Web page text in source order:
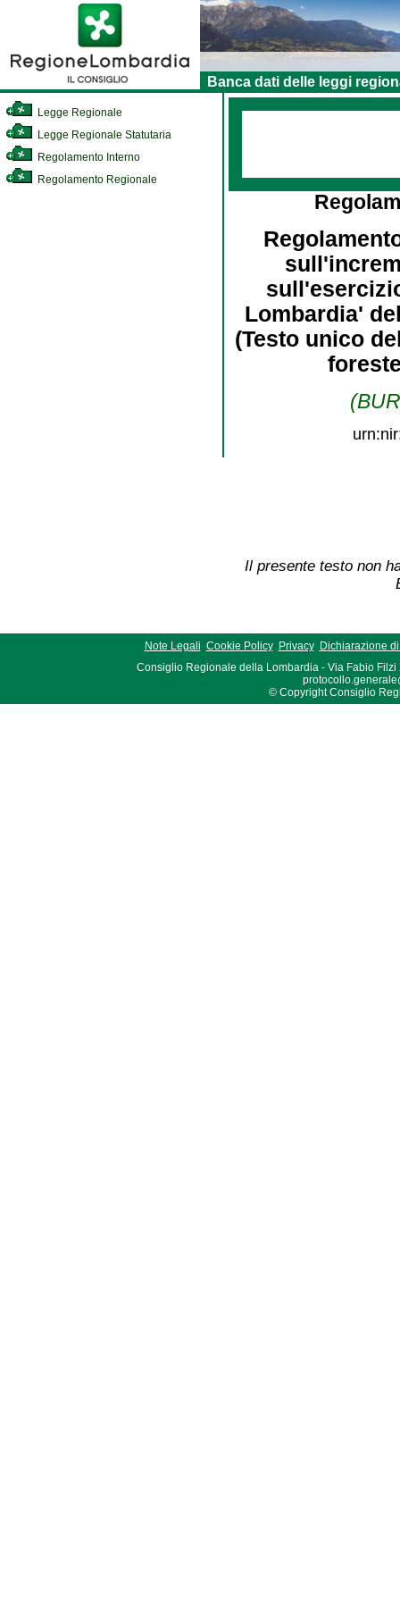
Banca dati delle leggi
Legge Regionale
Legge Regionale Statutaria
Regolamento Interno
Regolamento Regionale
Lombardia'
(Testo unico
Il presente testo non
Note Legali Cookie Policy Privacy
Dichiarazione
Consiglio Regionale della Lombardia - Via Fabio Filzi
© Copyright Consiglio